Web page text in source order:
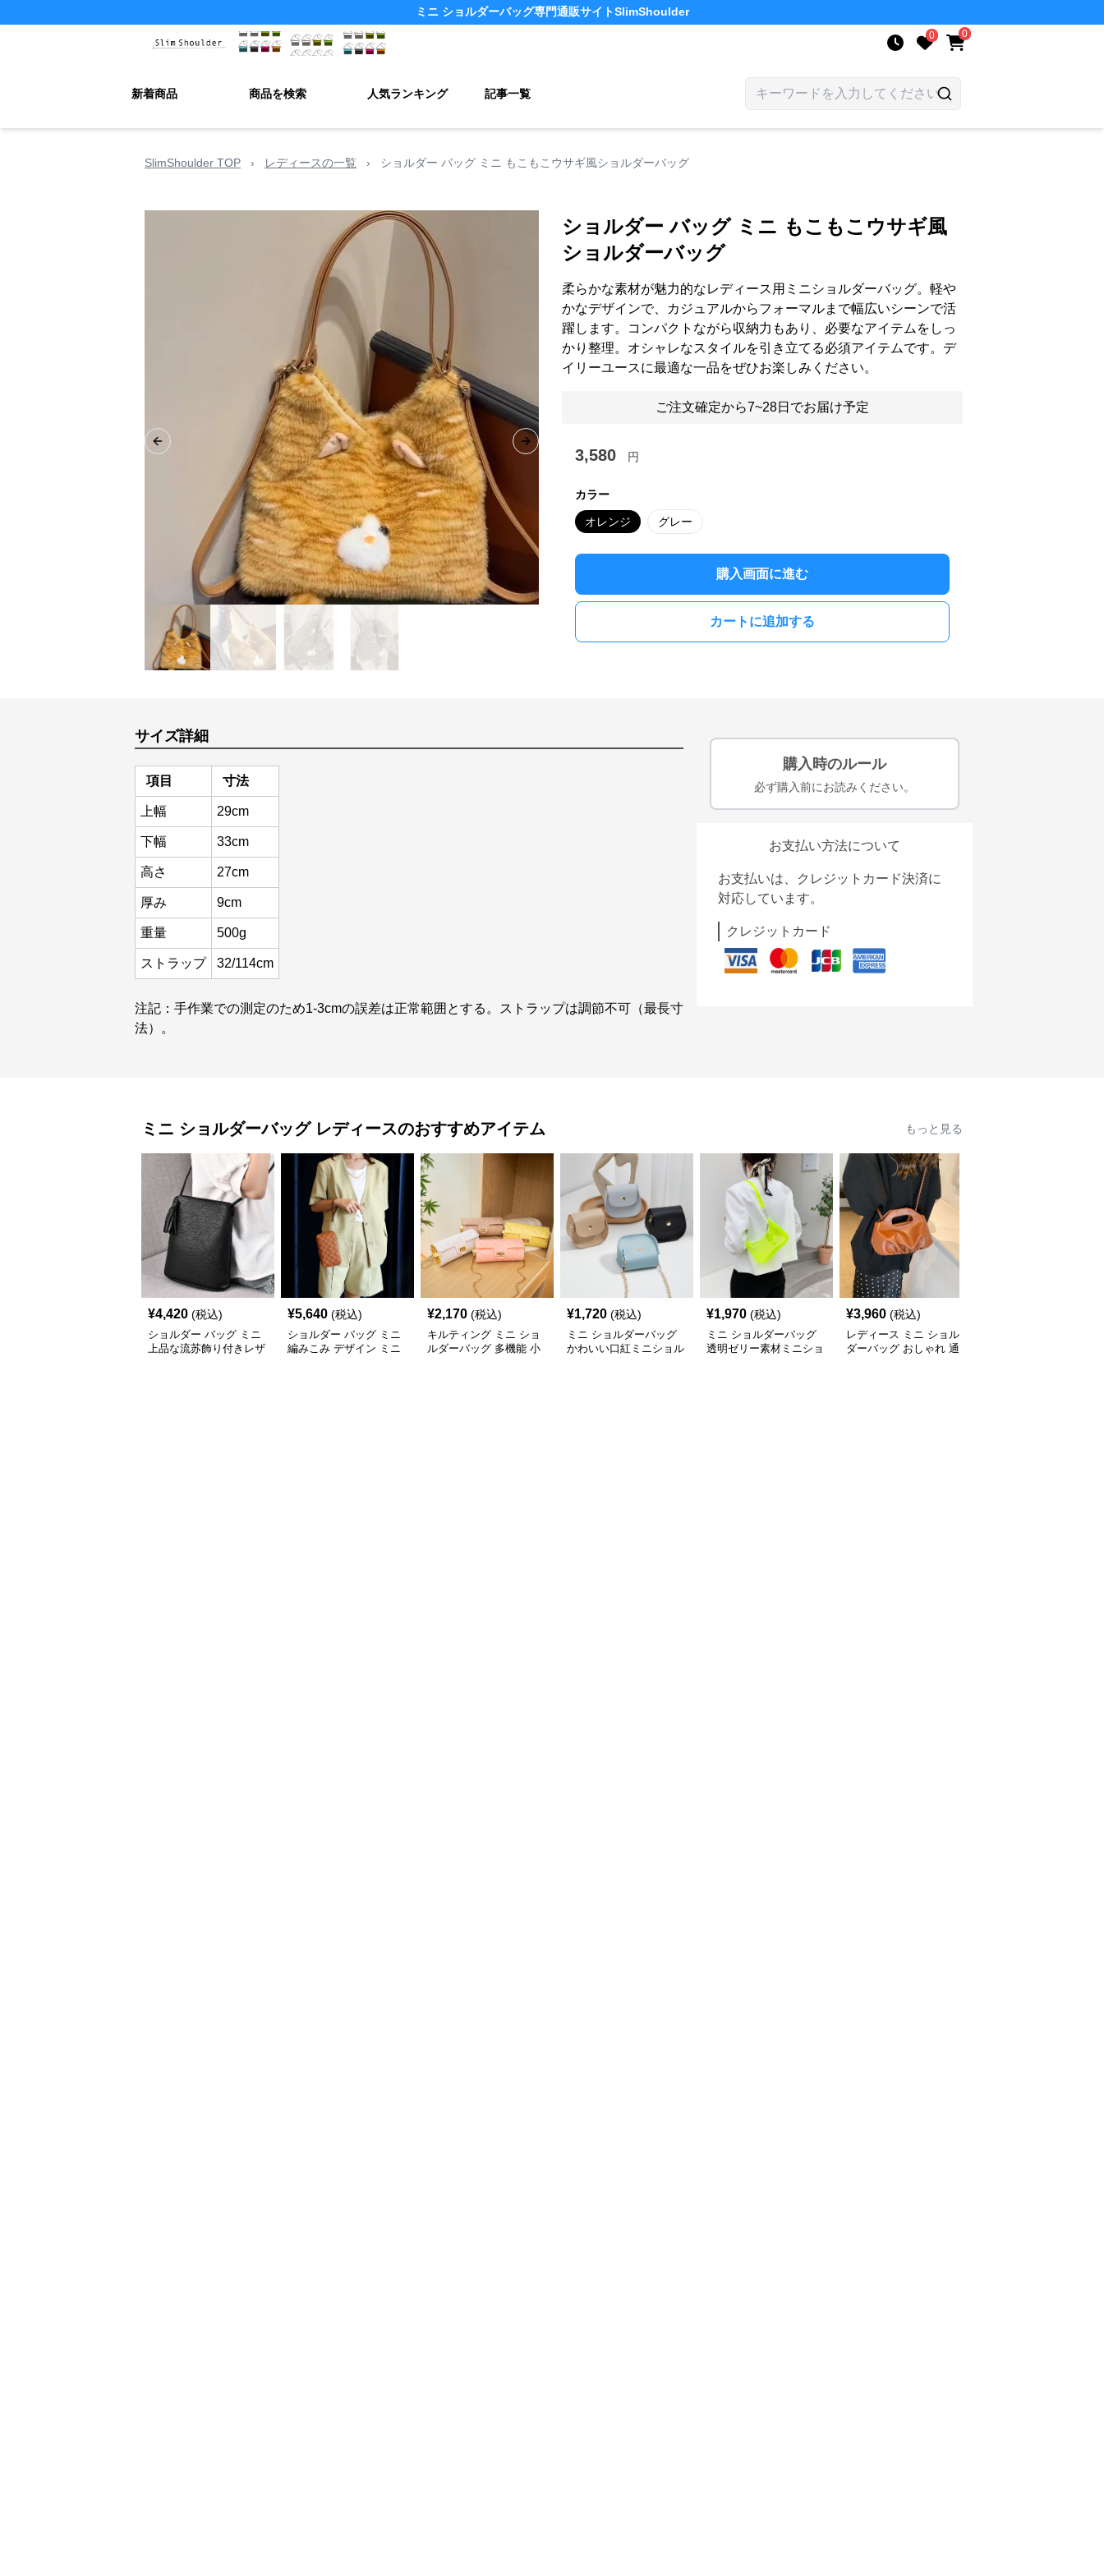
ミニ ショルダーバッグ専門通販サイトSlimShoulder
0 0
新着商品 商品を検索 人気ランキング 記事一覧
SlimShoulder TOP › レディースの一覧 › ショルダー バッグ ミニ もこもこウサギ風ショルダーバッグ
Previous slide Next slide
ショルダー バッグ ミニ もこもこウサギ風
ショルダーバッグ
柔らかな素材が魅力的なレディース用ミニショルダーバッグ。軽や
かなデザインで、カジュアルからフォーマルまで幅広いシーンで活
躍します。コンパクトながら収納力もあり、必要なアイテムをしっ
かり整理。オシャレなスタイルを引き立てる必須アイテムです。デ
イリーユースに最適な一品をぜひお楽しみください。
ご注文確定から7~28日でお届け予定
3,580 円
カラー
オレンジ グレー
購入画面に進む
カートに追加する
サイズ詳細
項目 寸法
上幅 29cm
下幅 33cm
高さ 27cm
厚み 9cm
重量 500g
ストラップ 32/114cm
注記：手作業での測定のため1-3cmの誤差は正常範囲とする。ストラップは調節不可（最長寸
法）。
購入時のルール
必ず購入前にお読みください。
お支払い方法について
お支払いは、クレジットカード決済に
対応しています。
クレジットカード
ミニ ショルダーバッグ レディースのおすすめアイテム もっと見る
¥4,420 (税込)
ショルダー バッグ ミニ
上品な流苏飾り付きレザ
¥5,640 (税込)
ショルダー バッグ ミニ
編みこみ デザイン ミニ
¥2,170 (税込)
キルティング ミニ ショ
ルダーバッグ 多機能 小
¥1,720 (税込)
ミニ ショルダーバッグ
かわいい口紅ミニショル
¥1,970 (税込)
ミニ ショルダーバッグ
透明ゼリー素材ミニショ
¥3,960 (税込)
レディース ミニ ショル
ダーバッグ おしゃれ 通